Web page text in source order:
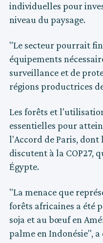
individuelles pour
niveau du paysage.
"Le secteur pourrait
équipements
surveillance et de
régions productrices
Les forêts et
essentielles pour
l'Accord de Paris,
discutent à la COP27,
Égypte.
"La menace que
forêts africaines a été
soja et au bœuf en
palme en Indonésie",